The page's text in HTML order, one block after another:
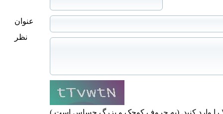
عنوان
نظر
را وارد کنید. (به حروف کوچک و بزرگ حساس است.)